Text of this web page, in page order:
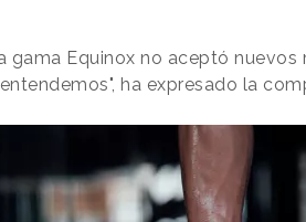
gama Equinox no aceptó nuevos
ha expresado la